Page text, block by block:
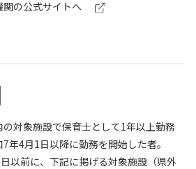
関の公式サイトへ
対象施設で保育士として1年以上勤務
年4月1日以降に勤務を開始した者。
以前に、下記に掲げる対象施設（県外